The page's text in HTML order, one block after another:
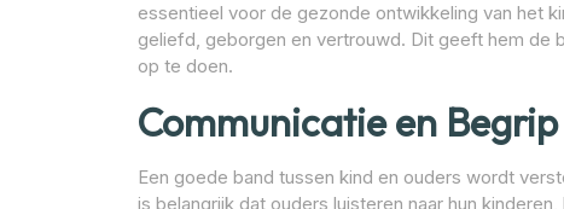
essentieel voor de gezonde ontwikkeling van het
geliefd, geborgen en vertrouwd. Dit geeft hem de
op te doen.
Communicatie en Begrip
Een goede band tussen kind en ouders wordt
is belangrijk dat ouders luisteren naar hun